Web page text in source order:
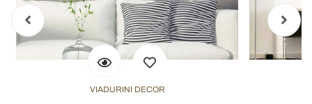
VIADURINI DECOR